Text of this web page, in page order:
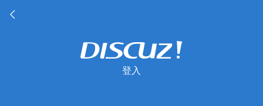
登入